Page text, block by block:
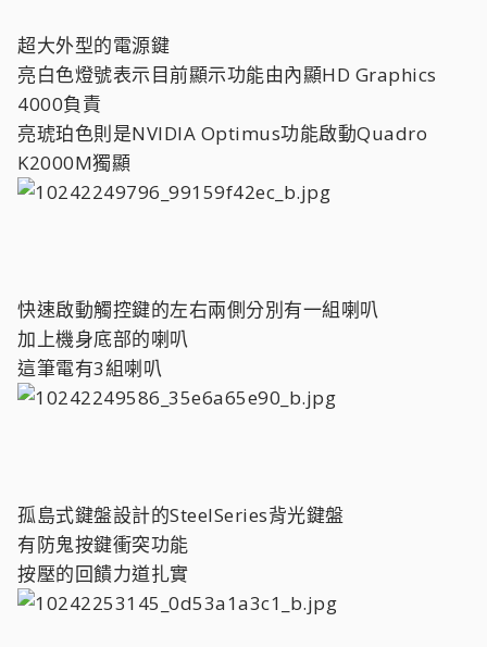
超大外型的電源鍵
亮白色燈號表示目前顯示功能由內顯HD Graphics
4000負責
亮琥珀色則是NVIDIA Optimus功能啟動Quadro
K2000M獨顯
快速啟動觸控鍵的左右兩側分別有一組喇叭
加上機身底部的喇叭
這筆電有3組喇叭
孤島式鍵盤設計的SteelSeries背光鍵盤
有防鬼按鍵衝突功能
按壓的回饋力道扎實